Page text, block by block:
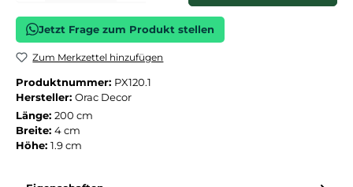
Jetzt Frage zum Produkt stellen
Zum Merkzettel hinzufügen
Produktnummer: PX120.1
Hersteller: Orac Decor
Länge: 200 cm
Breite: 4 cm
Höhe: 1.9 cm